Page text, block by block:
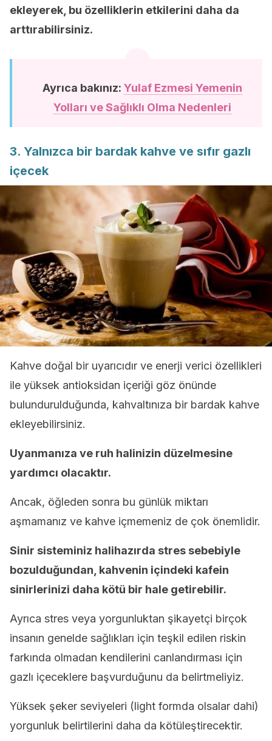
ekleyerek, bu özelliklerin etkilerini daha da
arttırabilirsiniz.
Ayrıca bakınız: Yulaf Ezmesi Yemenin
Yolları ve Sağlıklı Olma Nedenleri
3. Yalnızca bir bardak kahve ve sıfır gazlı
içecek
Kahve doğal bir uyarıcıdır ve enerji verici özellikleri
ile yüksek antioksidan içeriği göz önünde
bulundurulduğunda, kahvaltınıza bir bardak kahve
ekleyebilirsiniz.
Uyanmanıza ve ruh halinizin düzelmesine
yardımcı olacaktır.
Ancak, öğleden sonra bu günlük miktarı
aşmamanız ve kahve içmemeniz de çok önemlidir.
Sinir sisteminiz halihazırda stres sebebiyle
bozulduğundan, kahvenin içindeki kafein
sinirlerinizi daha kötü bir hale getirebilir.
Ayrıca stres veya yorgunluktan şikayetçi birçok
insanın genelde sağlıkları için teşkil edilen riskin
farkında olmadan kendilerini canlandırması için
gazlı içeceklere başvurduğunu da belirtmeliyiz.
Yüksek şeker seviyeleri (light formda olsalar dahi)
yorgunluk belirtilerini daha da kötüleştirecektir.